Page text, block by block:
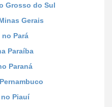
Grosso do Sul
Gerais
Pará
Paraíba
Paraná
Piauí